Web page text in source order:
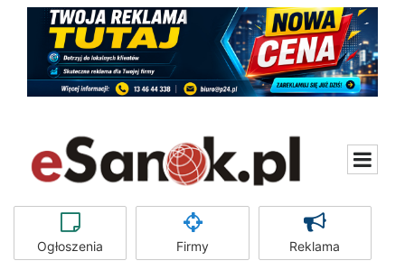
Ogłoszenia Firmy Reklama